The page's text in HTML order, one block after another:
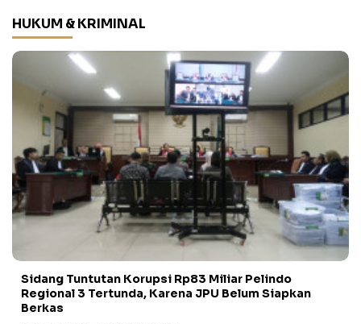
HUKUM & KRIMINAL
Sidang Tuntutan Korupsi Rp83 Miliar Pelindo
Regional 3 Tertunda, Karena JPU Belum Siapkan
Berkas